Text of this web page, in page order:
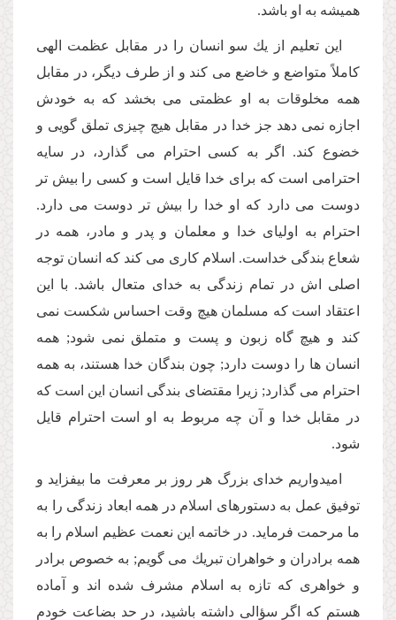
همیشه به او باشد.
این تعلیم از یك سو انسان را در مقابل عظمت الهى
كاملاً متواضع و خاضع مى كند و از طرف دیگر، در مقابل
همه مخلوقات به او عظمتى مى بخشد كه به خودش
اجازه نمى دهد جز خدا در مقابل هیچ چیزى تملق گویى و
خضوع كند. اگر به كسى احترام مى گذارد، در سایه
احترامى است كه براى خدا قایل است و كسى را بیش تر
دوست مى دارد كه او خدا را بیش تر دوست مى دارد.
احترام به اولیاى خدا و معلمان و پدر و مادر، همه در
شعاع بندگى خداست. اسلام كارى مى كند كه انسان توجه
اصلى اش در تمام زندگى به خداى متعال باشد. با این
اعتقاد است كه مسلمان هیچ وقت احساس شكست نمى
كند و هیچ گاه زبون و پست و متملق نمى شود; همه
انسان ها را دوست دارد; چون بندگان خدا هستند، به همه
احترام مى گذارد; زیرا مقتضاى بندگى انسان این است كه
در مقابل خدا و آن چه مربوط به او است احترام قایل
شود.
امیدواریم خداى بزرگ هر روز بر معرفت ما بیفزاید و
توفیق عمل به دستورهاى اسلام در همه ابعاد زندگى را به
ما مرحمت فرماید. در خاتمه این نعمت عظیم اسلام را به
همه برادران و خواهران تبریك مى گویم; به خصوص برادر
و خواهرى كه تازه به اسلام مشرف شده اند و آماده
هستم كه اگر سؤالى داشته باشید، در حد بضاعت خودم